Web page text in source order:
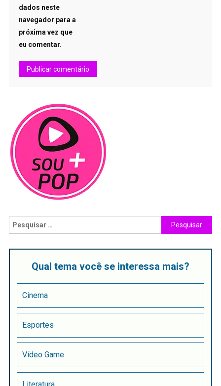
dados neste
navegador para a
próxima vez que
eu comentar.
Qual tema você se interessa mais?
Cinema
Esportes
Vídeo Game